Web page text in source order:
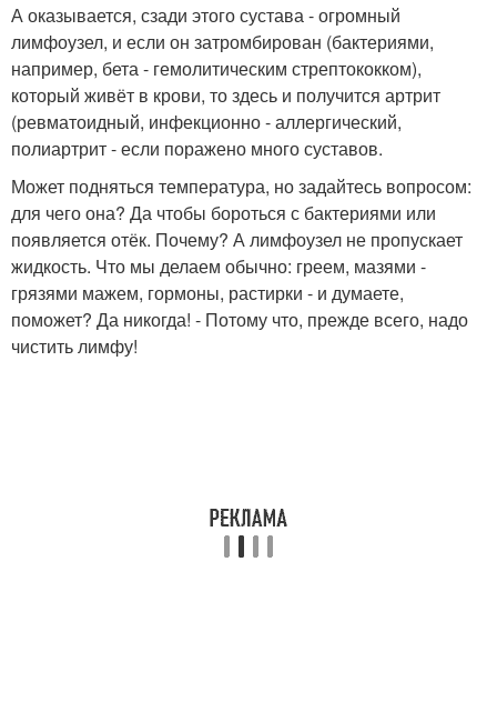
А оказывается, сзади этого сустава - огромный
лимфоузел, и если он затромбирован (бактериями,
например, бета - гемолитическим стрептококком),
который живёт в крови, то здесь и получится артрит
(ревматоидный, инфекционно - аллергический,
полиартрит - если поражено много суставов.
Может подняться температура, но задайтесь вопросом:
для чего она? Да чтобы бороться с бактериями или
появляется отёк. Почему? А лимфоузел не пропускает
жидкость. Что мы делаем обычно: греем, мазями -
грязями мажем, гормоны, растирки - и думаете,
поможет? Да никогда! - Потому что, прежде всего, надо
чистить лимфу!